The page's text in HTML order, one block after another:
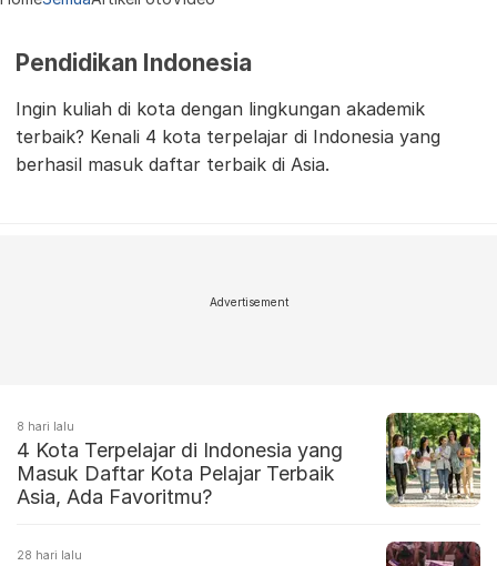
Pendidikan Indonesia
Ingin kuliah di kota dengan lingkungan akademik
terbaik? Kenali 4 kota terpelajar di Indonesia yang
berhasil masuk daftar terbaik di Asia.
Advertisement
8 hari lalu
4 Kota Terpelajar di Indonesia yang
Masuk Daftar Kota Pelajar Terbaik
Asia, Ada Favoritmu?
28 hari lalu